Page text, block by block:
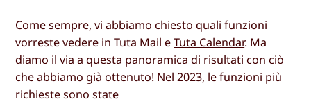
Come sempre, vi abbiamo chiesto quali funzioni
vorreste vedere in Tuta Mail eTuta Calendar. Ma
diamo il via a questa panoramica di risultati con ciò
che abbiamo già ottenuto! Nel 2023, le funzioni più
richieste sono state